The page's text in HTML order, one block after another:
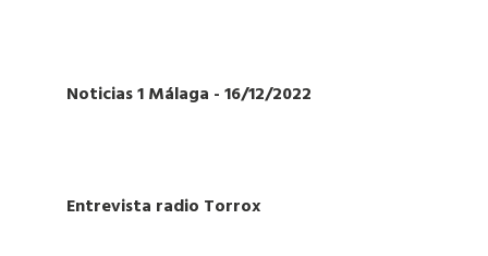
Noticias 1 Málaga - 16/12/2022
Entrevista radio Torrox